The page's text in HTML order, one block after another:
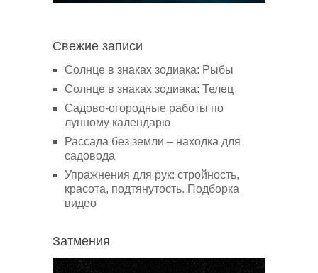
Свежие записи
Солнце в знаках зодиака: Рыбы
Солнце в знаках зодиака: Телец
Садово-огородные работы по
лунному календарю
Рассада без земли – находка для
садовода
Упражнения для рук: стройность,
красота, подтянутость. Подборка
видео
Затмения